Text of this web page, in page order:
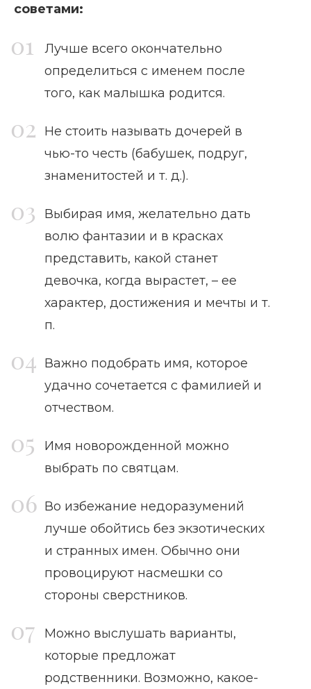
советами:
Лучше всего окончательно
определиться с именем после
того, как малышка родится.
Не стоить называть дочерей в
чью-то честь (бабушек, подруг,
знаменитостей и т. д.).
Выбирая имя, желательно дать
волю фантазии и в красках
представить, какой станет
девочка, когда вырастет, – ее
характер, достижения и мечты и т.
п.
Важно подобрать имя, которое
удачно сочетается с фамилией и
отчеством.
Имя новорожденной можно
выбрать по святцам.
Во избежание недоразумений
лучше обойтись без экзотических
и странных имен. Обычно они
провоцируют насмешки со
стороны сверстников.
Можно выслушать варианты,
которые предложат
родственники. Возможно, какое-